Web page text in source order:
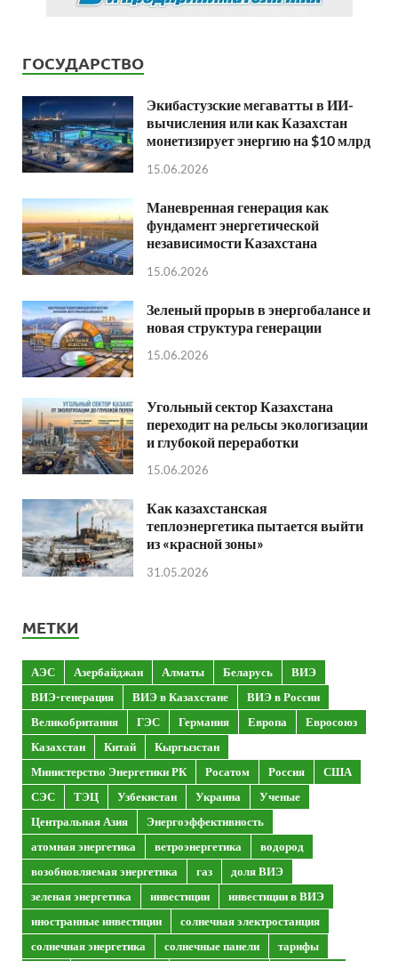
ГОСУДАРСТВО
Экибастузские мегаватты в ИИ-
вычисления или как Казахстан
монетизирует энергию на $10 млрд
15.06.2026
Маневренная генерация как
фундамент энергетической
независимости Казахстана
15.06.2026
Зеленый прорыв в энергобалансе и
новая структура генерации
15.06.2026
Угольный сектор Казахстана
переходит на рельсы экологизации
и глубокой переработки
15.06.2026
Как казахстанская
теплоэнергетика пытается выйти
из «красной зоны»
31.05.2026
МЕТКИ
АЭС Азербайджан Алматы Беларусь
ВИЭ
ВИЭ-генерация
ВИЭ в Казахстане
ВИЭ в России
Великобритания
ГЭС Германия Европа
Евросоюз
Казахстан
Китай
Кыргызстан
Министерство Энергетики РК
Росатом Россия
США
СЭС
ТЭЦ Узбекистан Украина
Ученые
Центральная Азия
Энергоэффективность
атомная энергетика
ветроэнергетика
водород
возобновляемая энергетика
газ
доля ВИЭ
зеленая энергетика
инвестиции
инвестиции в ВИЭ
иностранные инвестиции
солнечная электростанция
солнечная энергетика
солнечные панели
тарифы